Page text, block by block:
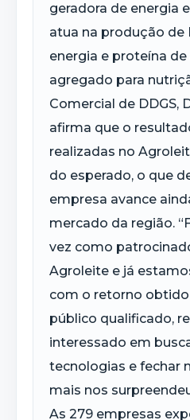
geradora de energia
atua na produção de
energia e proteína
agregado para
Comercial de DDGS,
afirma que o
realizadas no
do esperado, o que
empresa avance
mercado da região.
vez como
Agroleite e já
com o retorno obtido
público qualificado,
interessado em
tecnologias e fechar
mais nos
As 279 empresas